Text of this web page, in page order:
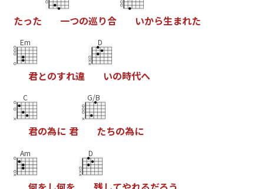
たった 一つの巡り合 いから生まれた
Em
君とのすれ違
D
いの時代へ
C
君の為に 君
G/B
たちの為に
Am D